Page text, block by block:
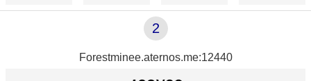
2
Forestminee.aternos.me:12440